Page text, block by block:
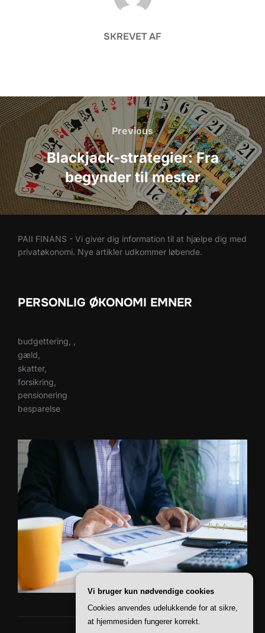
SKREVET AF
Indlægsnavigation
Previous
Previous
Blackjack-strategier: Fra
begynder til mester
PAII FINANS - Vi giver dig information til at hjælpe dig med
privatøkonomi. Nye artikler udkommer løbende.
PERSONLIG ØKONOMI EMNER
budgettering, ,
gæld,
skatter,
forsikring,
pensionering
besparelse
Vi bruger kun nødvendige cookies
Cookies anvendes udelukkende for at sikre,
at hjemmesiden fungerer korrekt.